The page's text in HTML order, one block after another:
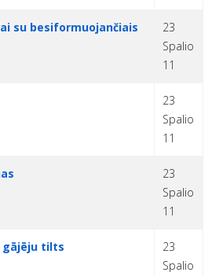
su besiformuojančiais
23
Spalio
11
23
Spalio
11
23
Spalio
11
gājēju tilts
23
Spalio